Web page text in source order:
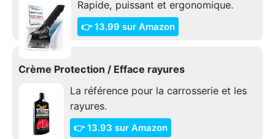
Rapide, puissant et ergonomique.
👉 13.99 sur Amazon
Crème Protection / Efface rayures
La référence pour la carrosserie et les
rayures.
👉 13.93 sur Amazon